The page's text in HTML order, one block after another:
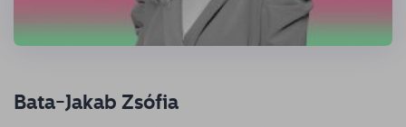
Bata-Jakab Zsófia